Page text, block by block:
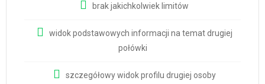
brak jakichkolwiek limitów
widok podstawowych informacji na temat drugiej
połówki
szczegółowy widok profilu drugiej osoby